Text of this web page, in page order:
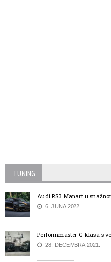
TUNING
Audi RS3 Manart u
6. JUNA 2022.
Performmaster G-klasa s
28. DECEMBRA 2021.